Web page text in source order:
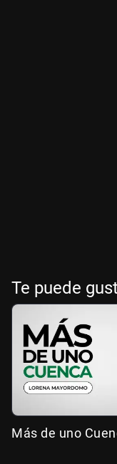
Te puede
Más de uno